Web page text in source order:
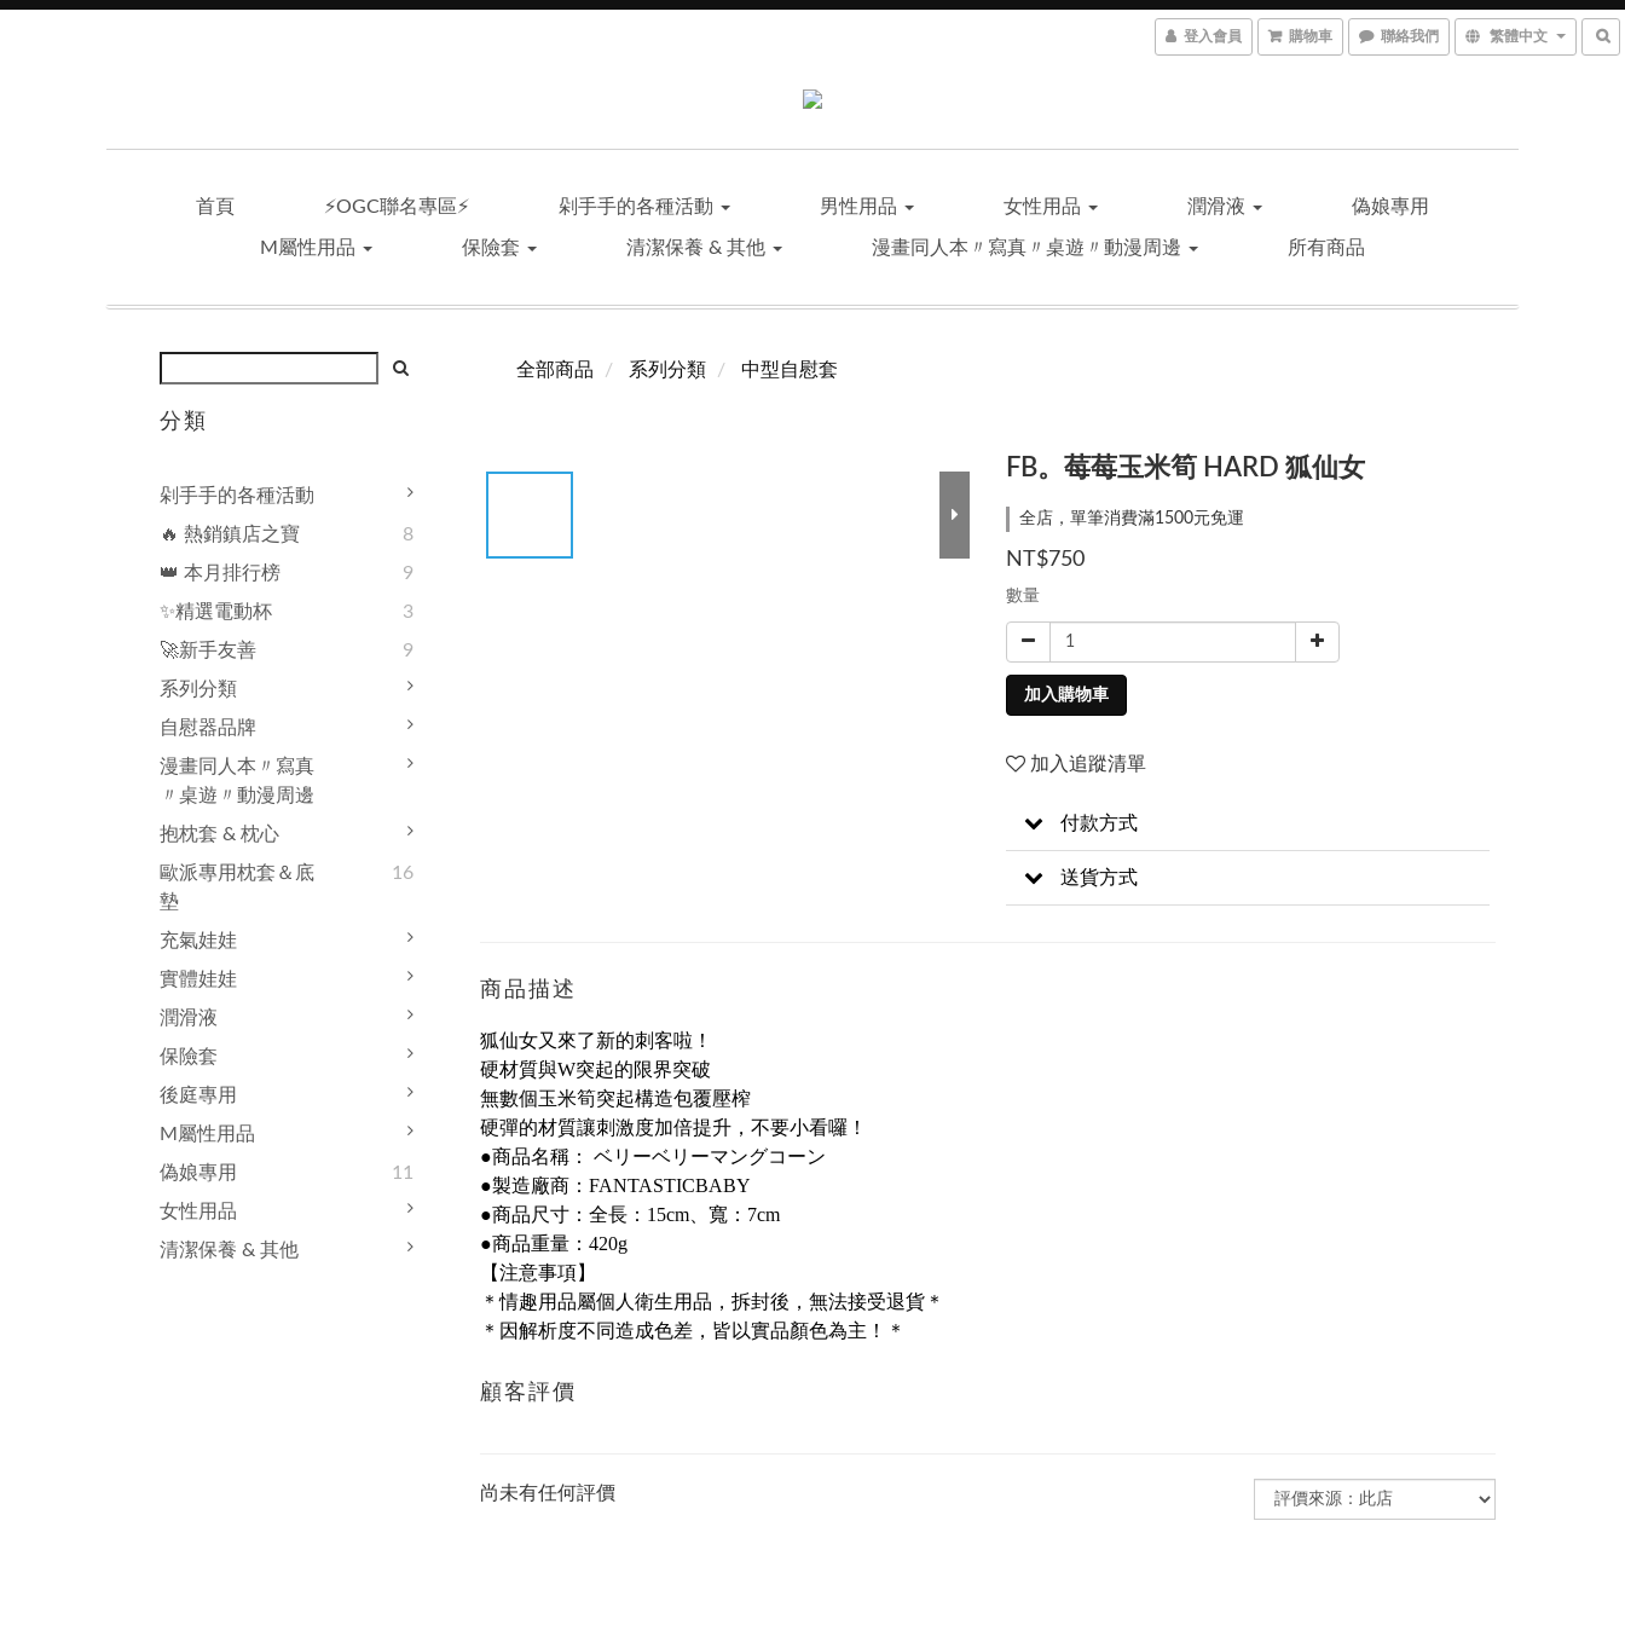
登入會員 購物車 聯絡我們 繁體中文
首頁 ⚡OGC聯名專區⚡ 剁手手的各種活動 男性用品 女性用品 潤滑液 偽娘專用
M屬性用品 保險套 清潔保養 & 其他 漫畫同人本〃寫真〃桌遊〃動漫周邊 所有商品
分類
剁手手的各種活動
🔥 熱銷鎮店之寶
8
👑 本月排行榜
9
✨精選電動杯
3
🚀新手友善
9
系列分類
自慰器品牌
漫畫同人本〃寫真
〃桌遊〃動漫周邊
抱枕套 & 枕心
歐派專用枕套＆底
墊
16
充氣娃娃
實體娃娃
潤滑液
保險套
後庭專用
M屬性用品
偽娘專用
11
女性用品
清潔保養 & 其他
全部商品 系列分類 中型自慰套
FB。莓莓玉米筍 HARD 狐仙女
全店，單筆消費滿1500元免運
NT$750
數量
加入購物車
加入追蹤清單
付款方式
送貨方式
商品描述
狐仙女又來了新的刺客啦！
硬材質與W突起的限界突破
無數個玉米筍突起構造包覆壓榨
硬彈的材質讓刺激度加倍提升，不要小看囉！
●商品名稱： ベリーベリーマングコーン
●製造廠商：FANTASTICBABY
●商品尺寸：全長：15cm、寬：7cm
●商品重量：420g
【注意事項】
＊情趣用品屬個人衛生用品，拆封後，無法接受退貨＊
＊因解析度不同造成色差，皆以實品顏色為主！＊
顧客評價
尚未有任何評價